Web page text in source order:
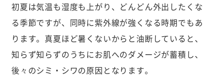
初夏は気温も湿度も上がり、どんどん外出したくな
る季節ですが、同時に紫外線が強くなる時期でもあ
ります。真夏ほど暑くないからと油断していると、
知らず知らずのうちにお肌へのダメージが蓄積し、
後々のシミ・シワの原因となります。